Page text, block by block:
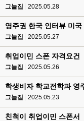
그늘집 2025.05.28
영주권 한국 인터뷰 미국
그늘집 2025.05.27
취업이민 스폰 자격요건
그늘집 2025.05.26
학생비자 학교전학과 영
그늘집 2025.05.23
친척이 취업이민 스폰서